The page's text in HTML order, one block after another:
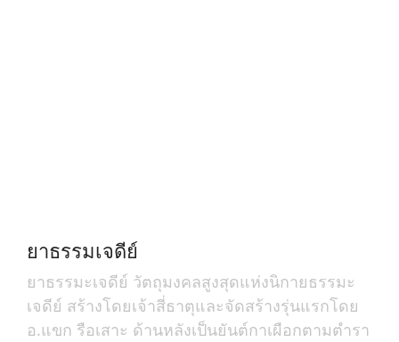
ยาธรรมเจดีย์
ยาธรรมะเจดีย์ วัตถุมงคลสูงสุดแห่งนิกายธรรมะ
เจดีย์ สร้างโดยเจ้าสี่ธาตุและจัดสร้างรุ่นแรกโดย
อ.แขก รือเสาะ ด้านหลังเป็นยันต์กาเผือกตามตำรา